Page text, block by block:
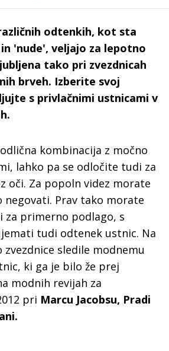
odtenkih, kot sta
'nude', veljajo za lepotno
tako pri zvezdnicah
brveh. Izberite svoj
s privlačnimi ustnicami v
kombinacija z močno
lahko pa se odločite tudi za
oči. Za popoln videz morate
Prav tako morate
primerno podlago, s
tudi odtenek ustnic. Na
sledile modnemu
ki ga je bilo že prej
modnih revijah za
pri Marcu Jacobsu, Pradi